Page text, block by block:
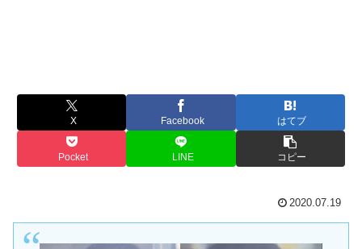
X Facebook はてブ
Pocket LINE コピー
2020.07.19